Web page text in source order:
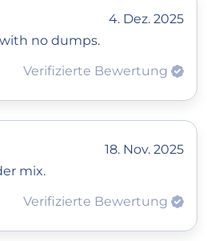
4. Dez. 2025
no dumps.
Verifizierte Bewertung
18. Nov. 2025
mix.
Verifizierte Bewertung